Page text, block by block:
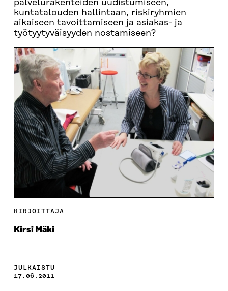
palvelurakenteiden uudistumiseen,
kuntatalouden hallintaan, riskiryhmien
aikaiseen tavoittamiseen ja asiakas- ja
työtyytyväisyyden nostamiseen?
KIRJOITTAJA
Kirsi Mäki
JULKAISTU
17.06.2011